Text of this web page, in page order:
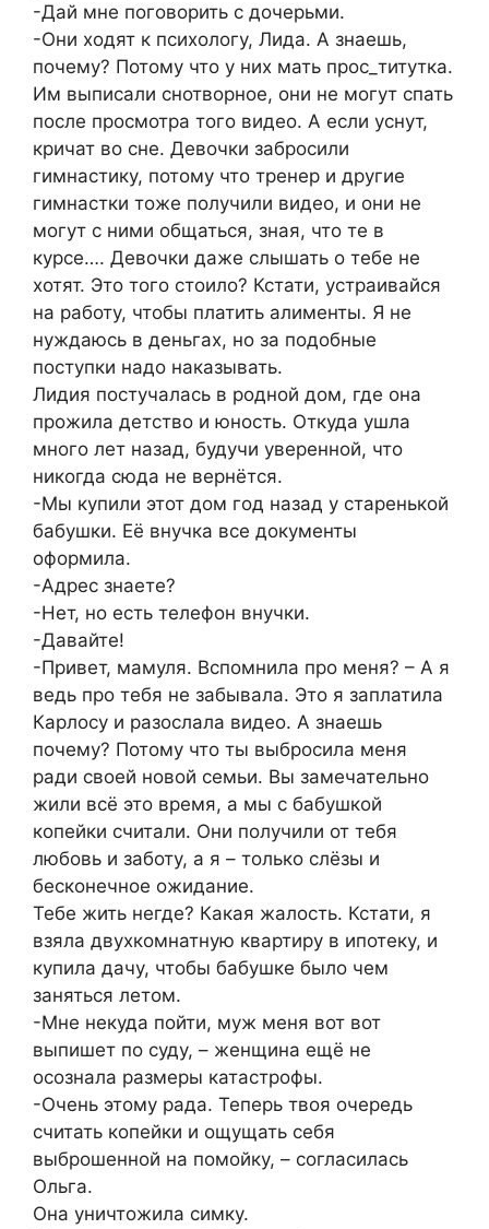
-Дай мне поговорить с дочерьми.
-Они ходят к психологу, Лида. А знаешь,
почему? Потому что у них мать прос_титутка.
Им выписали снотворное, они не могут спать
после просмотра того видео. А если уснут,
кричат во сне. Девочки забросили
гимнастику, потому что тренер и другие
гимнастки тоже получили видео, и они не
могут с ними общаться, зная, что те в
курсе…. Девочки даже слышать о тебе не
хотят. Это того стоило? Кстати, устраивайся
на работу, чтобы платить алименты. Я не
нуждаюсь в деньгах, но за подобные
поступки надо наказывать.
Лидия постучалась в родной дом, где она
прожила детство и юность. Откуда ушла
много лет назад, будучи уверенной, что
никогда сюда не вернётся.
-Мы купили этот дом год назад у старенькой
бабушки. Её внучка все документы
оформила.
-Адрес знаете?
-Нет, но есть телефон внучки.
-Давайте!
-Привет, мамуля. Вспомнила про меня? – А я
ведь про тебя не забывала. Это я заплатила
Карлосу и разослала видео. А знаешь
почему? Потому что ты выбросила меня
ради своей новой семьи. Вы замечательно
жили всё это время, а мы с бабушкой
копейки считали. Они получили от тебя
любовь и заботу, а я – только слёзы и
бесконечное ожидание.
Тебе жить негде? Какая жалость. Кстати, я
взяла двухкомнатную квартиру в ипотеку, и
купила дачу, чтобы бабушке было чем
заняться летом.
-Мне некуда пойти, муж меня вот вот
выпишет по суду, – женщина ещё не
осознала размеры катастрофы.
-Очень этому рада. Теперь твоя очередь
считать копейки и ощущать себя
выброшенной на помойку, – согласилась
Ольга.
Она уничтожила симку.